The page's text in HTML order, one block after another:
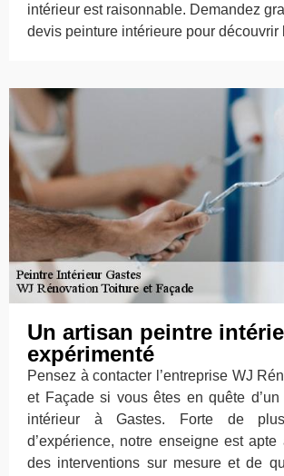
intérieur est raisonnable. Demandez
devis peinture intérieure pour découvrir
Un artisan peintre
expérimenté
Pensez à contacter l’entreprise WJ
et Façade si vous êtes en quête d’un
intérieur à Gastes. Forte de
d’expérience, notre enseigne est apte
des interventions sur mesure et de